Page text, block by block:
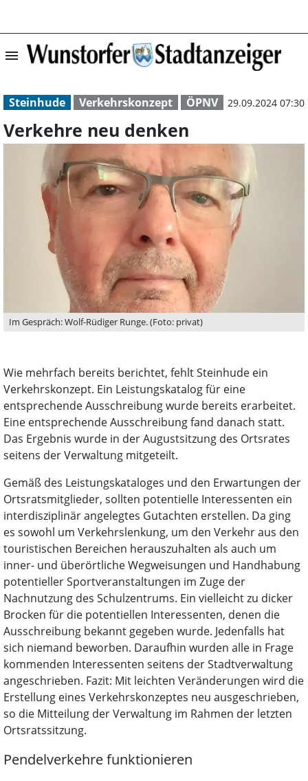
menu Verkehre neu
Steinhude Verkehrskonzept ÖPNV 29.09.2024 07:30
Verkehre neu denken
Im Gespräch: Wolf-Rüdiger Runge. (Foto: privat)
Wie mehrfach bereits berichtet, fehlt Steinhude ein
Verkehrskonzept. Ein Leistungskatalog für eine
entsprechende Ausschreibung wurde bereits erarbeitet.
Eine entsprechende Ausschreibung fand danach statt.
Das Ergebnis wurde in der Augustsitzung des Ortsrates
seitens der Verwaltung mitgeteilt.
Gemäß des Leistungskataloges und den Erwartungen der
Ortsratsmitglieder, sollten potentielle Interessenten ein
interdisziplinär angelegtes Gutachten erstellen. Da ging
es sowohl um Verkehrslenkung, um den Verkehr aus den
touristischen Bereichen herauszuhalten als auch um
inner- und überörtliche Wegweisungen und Handhabung
potentieller Sportveranstaltungen im Zuge der
Nachnutzung des Schulzentrums. Ein vielleicht zu dicker
Brocken für die potentiellen Interessenten, denen die
Ausschreibung bekannt gegeben wurde. Jedenfalls hat
sich niemand beworben. Daraufhin wurden alle in Frage
kommenden Interessenten seitens der Stadtverwaltung
angeschrieben. Fazit: Mit leichten Veränderungen wird die
Erstellung eines Verkehrskonzeptes neu ausgeschrieben,
so die Mitteilung der Verwaltung im Rahmen der letzten
Ortsratssitzung.
Pendelverkehre funktionieren